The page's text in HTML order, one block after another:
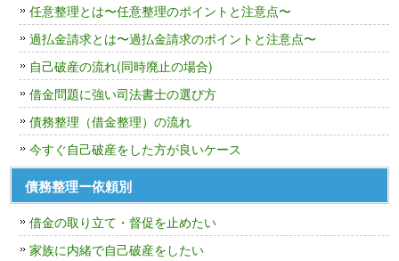
任意整理とは〜任意整理のポイントと注意点〜
過払金請求とは〜過払金請求のポイントと注意点〜
自己破産の流れ(同時廃止の場合)
借金問題に強い司法書士の選び方
債務整理（借金整理）の流れ
今すぐ自己破産をした方が良いケース
債務整理ー依頼別
借金の取り立て・督促を止めたい
家族に内緒で自己破産をしたい